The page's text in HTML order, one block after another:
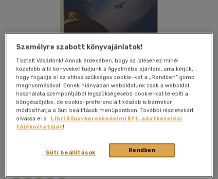
Kívánságlistához adom Megosztom
Személyre szabott könyvajánlatok!
Tisztelt Vásárlónk! Annak érdekében, hogy az ízléséhez minél
közelebb álló könyveket tudjunk a figyelmébe ajánlani, arra kérjük,
hogy fogadja el az ehhez szükséges cookie-kat a „Rendben” gomb
megnyomásával. Ennek hiányában weboldalunk csak a weboldal
használata szempontjából legszükségesebb cookie-kat telepíti a
böngészőjébe, de cookie-preferenciáit később is bármikor
módosíthatja a Süti beállítások menüpontban. További részletekért
olvassa el a
Libri Könyvkereskedelmi Kft. adatkezelési
tájékoztatóját!
Rendben
Süti beállítások